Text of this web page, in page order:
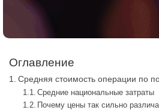
Оглавление
Средняя стоимость операции по
Средние национальные затраты
Почему цены так сильно